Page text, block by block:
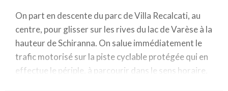
On part en descente du parc de Villa Recalcati, au
centre, pour glisser sur les rives du lac de Varèse à la
hauteur de Schiranna. On salue immédiatement le
trafic motorisé sur la piste cyclable protégée qui en
effectue le périple, à parcourir dans le sens horaire,